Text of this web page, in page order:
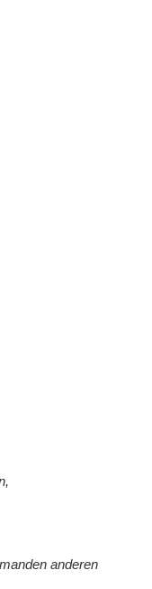
anderen